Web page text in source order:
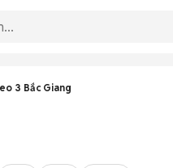
3 Bắc Giang